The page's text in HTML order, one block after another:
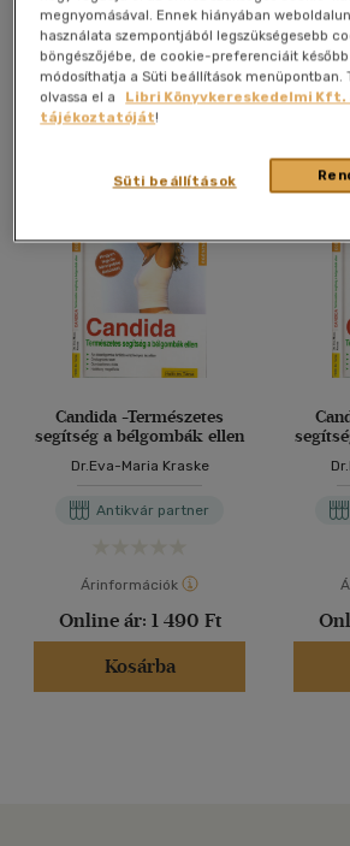
segítség a
Dr.Eva-Maria Kraske
Antikvár könyv (2db)
Candida -Természetes
segítség a bélgombák ellen
Dr.Eva-Maria Kraske
Antikvár partner
Árinformációk
Online ár: 1 490 Ft
Kosárba
megnyomásával. Ennek hiányában
használata szempontjából legszükségesebb
böngészőjébe, de cookie-preferenciáit
módosíthatja a Süti beállítások menüpontban.
olvassa el a
Libri Könyvkereskedelmi
tájékoztatóját!
Süti beállítások